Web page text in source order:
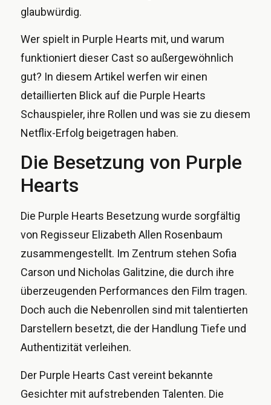
glaubwürdig.
Wer spielt in Purple Hearts mit, und warum
funktioniert dieser Cast so außergewöhnlich
gut? In diesem Artikel werfen wir einen
detaillierten Blick auf die Purple Hearts
Schauspieler, ihre Rollen und was sie zu diesem
Netflix-Erfolg beigetragen haben.
Die Besetzung von Purple
Hearts
Die Purple Hearts Besetzung wurde sorgfältig
von Regisseur Elizabeth Allen Rosenbaum
zusammengestellt. Im Zentrum stehen Sofia
Carson und Nicholas Galitzine, die durch ihre
überzeugenden Performances den Film tragen.
Doch auch die Nebenrollen sind mit talentierten
Darstellern besetzt, die der Handlung Tiefe und
Authentizität verleihen.
Der Purple Hearts Cast vereint bekannte
Gesichter mit aufstrebenden Talenten. Die